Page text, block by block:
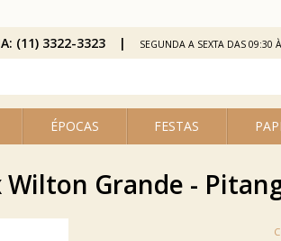
ÉPOCAS FESTAS
(11) 3322-3323 SEGUNDA A SEXTA DAS 09:30
Grande -